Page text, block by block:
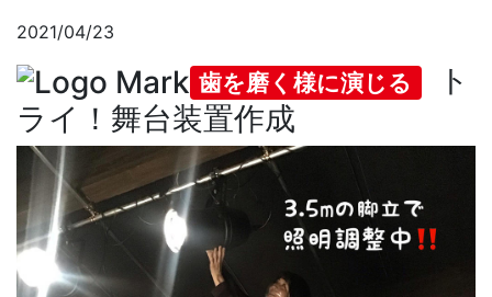
2021/04/23
歯を磨く様に演じる
ト
ライ！舞台装置作成